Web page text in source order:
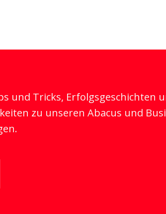
und Tricks, Erfolgsgeschichten
zu unseren Abacus und